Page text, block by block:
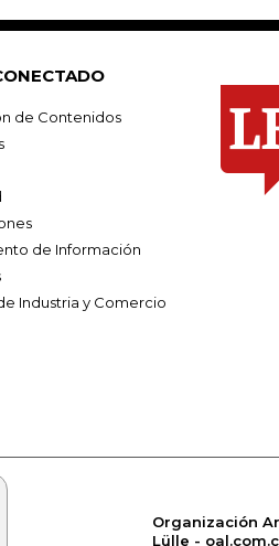
de Contenidos
de Información
Industria y Comercio
Organización
Lülle -